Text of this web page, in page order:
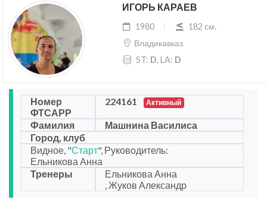
ИГОРЬ КАРАЕВ
1980
182 cм.
Владикавказ
ST: D, LA: D
Номер
ФТСАРР
224161 Активный
Фамилия
Машнина Василиса
Город, клуб
Видное, "Старт", Руководитель:
Ельникова Анна
Тренеры
Ельникова Анна
, Жуков Александр